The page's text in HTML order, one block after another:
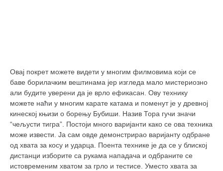
историја каратеа
бубиши
карате
кихон
наиханчи
кушанку
Овај покрет можете видети у многим филмовима који се
баве борилачким вештинама јер изгледа мало мистериозно
али будите уверени да је врло ефикасан. Ову технику
можете наћи у многим карате катама и поменут је у древној
кинеској књизи о борењу Бубиши. Назив Тора гучи значи
“чељусти тигра”. Постоји много варијанти како се ова техника
може извести. Ја сам овде демонстрирао варијанту одбране
од хвата за косу и ударца. Поента технике је да се у блиској
дистанци изборите са рукама нападача и одбраните се
истовременим хватом за грло и тестисе. Уместо хвата за